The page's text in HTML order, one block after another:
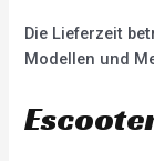
Die Lieferzeit
Modellen und